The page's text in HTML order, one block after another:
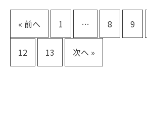
« 前へ 1 … 8 9
12 13 次へ »